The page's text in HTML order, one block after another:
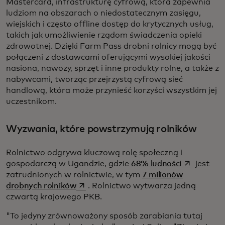
Mastercard, infrastrukturę cyfrową, która zapewnia
ludziom na obszarach o niedostatecznym zasięgu,
wiejskich i często offline dostęp do krytycznych usług,
takich jak umożliwienie rządom świadczenia opieki
zdrowotnej. Dzięki Farm Pass drobni rolnicy mogą być
połączeni z dostawcami oferującymi wysokiej jakości
nasiona, nawozy, sprzęt i inne produkty rolne, a także z
nabywcami, tworząc przejrzystą cyfrową sieć
handlową, która może przynieść korzyści wszystkim jej
uczestnikom.
Wyzwania, które powstrzymują rolników
Rolnictwo odgrywa kluczową rolę społeczną i
gospodarczą w Ugandzie, gdzie 68% ludności opens in a
jest
zatrudnionych w rolnictwie, w tym 7 milionów
drobnych rolnikówopens in a new tab
. Rolnictwo wytwarza jedną
czwartą krajowego PKB.
"To jedyny zrównoważony sposób zarabiania tutaj